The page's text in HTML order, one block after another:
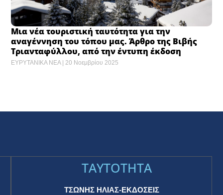
Μια νέα τουριστική ταυτότητα για την
αναγέννηση του τόπου μας. Άρθρο της Βιβής
Τριανταφύλλου, από την έντυπη έκδοση
ΕΥΡΥΤΑΝΙΚΑ ΝΕΑ 20 Νοεμβρίου 2025
TAYTOTHTA
ΤΣΩΝΗΣ ΗΛΙΑΣ-ΕΚΔΟΣΕΙΣ